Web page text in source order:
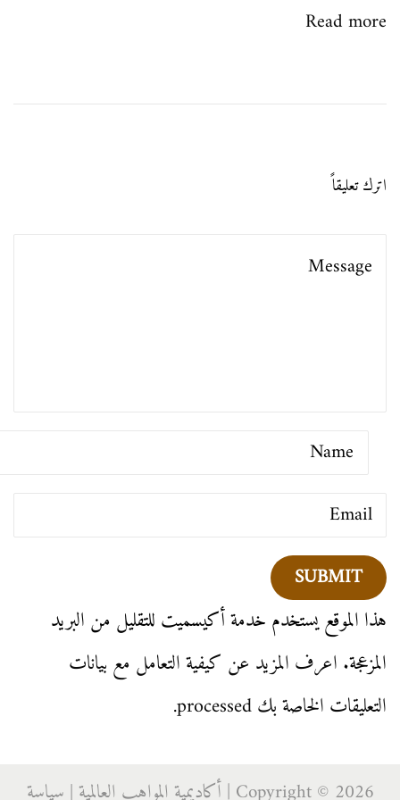
ل
د
Read more
اترك تعليقاً
هذا الموقع يستخدم خدمة أكيسميت للتقليل من البريد
المزعجة.اعرف المزيد عن كيفية التعامل مع بيانات
التعليقات الخاصة بك processed
.